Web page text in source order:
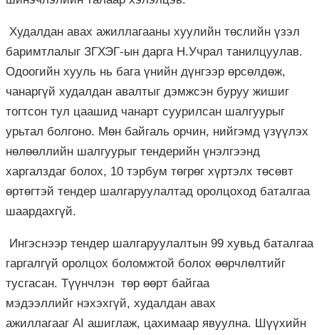
Худалдан авах ажиллагааны хуулийн төслийн үзэл
баримтлалыг ЗГХЭГ-ын дарга Н.Учрал танилцуулав.
Одоогийн хууль нь бага үнийн дүнгээр өрсөлдөж,
чанаргүй худалдан авалтыг дэмжсэн буруу жишиг
тогтсон тул цаашид чанарт суурилсан шалгуурыг
урьтал болгоно. Мөн байгаль орчин, нийгэмд үзүүлэх
нөлөөллийн шалгуурыг тендерийн үнэлгээнд
харгалздаг болох, 10 тэрбум төгрөг хүртэлх төсөвт
өртөгтэй тендер шалгаруулалтад оролцоход баталгаа
шаардахгүй.
Ингэснээр тендер шалгаруулалтын 99 хувьд баталгаа
гаргалгүй оролцох боломжтой болох өөрчлөлтийг
тусгасан. Түүнчлэн төр өөрт байгаа
мэдээллийг нэхэхгүй, худалдан авах
ажиллагааг AI ашиглаж, цахимаар явуулна. Шүүхийн